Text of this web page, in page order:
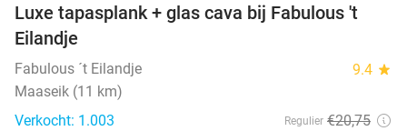
28%
Luxe tapasplank + glas cava bij Fabulous 't
Eilandje
Fabulous ´t Eilandje 9.4 star
Maaseik (11 km)
Verkocht: 1.003
Regulier €20,75